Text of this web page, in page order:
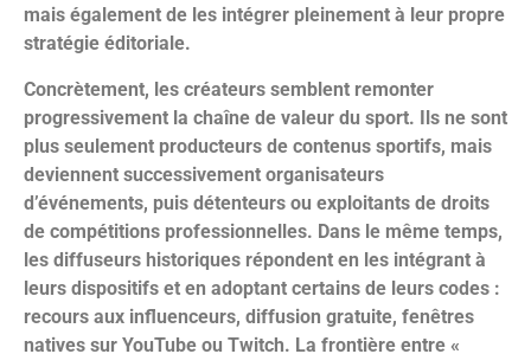
mais également de les intégrer pleinement à leur propre
stratégie éditoriale.
Concrètement, les créateurs semblent remonter
progressivement la chaîne de valeur du sport. Ils ne sont
plus seulement producteurs de contenus sportifs, mais
deviennent successivement organisateurs
d’événements, puis détenteurs ou exploitants de droits
de compétitions professionnelles. Dans le même temps,
les diffuseurs historiques répondent en les intégrant à
leurs dispositifs et en adoptant certains de leurs codes :
recours aux influenceurs, diffusion gratuite, fenêtres
natives sur YouTube ou Twitch. La frontière entre «